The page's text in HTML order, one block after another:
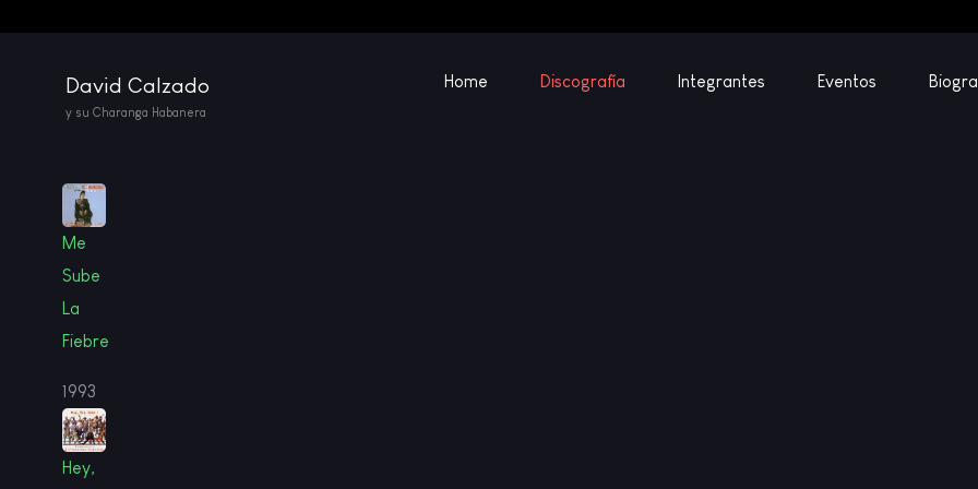
David Calzado
y su Charanga Habanera
Home Discografía Integrantes Eventos
Me
Sube
La
Fiebre
1993
Hey,